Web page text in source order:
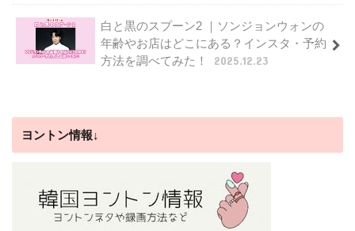
白と黒のスプーン2 ｜ソンジョンウォンの
年齢やお店はどこにある？インスタ・予約
方法を調べてみた！
2025.12.23
ヨントン情報↓